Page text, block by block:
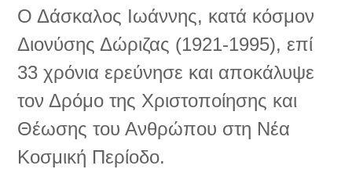
Ο Δάσκαλος Ιωάννης, κατά κόσμον
Διονύσης Δώριζας (1921-1995), επί
33 χρόνια ερεύνησε και αποκάλυψε
τον Δρόμο της Χριστοποίησης και
Θέωσης του Ανθρώπου στη Νέα
Κοσμική Περίοδο.